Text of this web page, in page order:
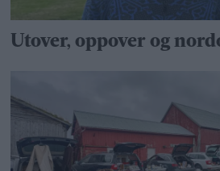
Utover, oppover og